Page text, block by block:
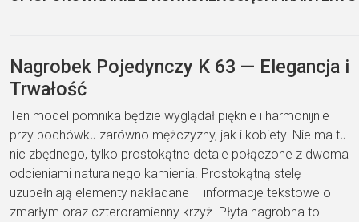
Nagrobek Pojedynczy K 63 — Elegancja i
Trwałość
Ten model pomnika będzie wyglądał pięknie i harmonijnie
przy pochówku zarówno mężczyzny, jak i kobiety. Nie ma tu
nic zbędnego, tylko prostokątne detale połączone z dwoma
odcieniami naturalnego kamienia. Prostokątną stelę
uzupełniają elementy nakładane – informacje tekstowe o
zmarłym oraz czteroramienny krzyż. Płyta nagrobna to